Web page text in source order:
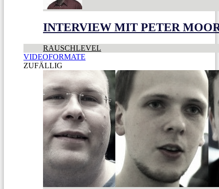
INTERVIEW MIT PETER
RAUSCHLEVEL
VIDEOFORMATE
ZUFÄLLIG